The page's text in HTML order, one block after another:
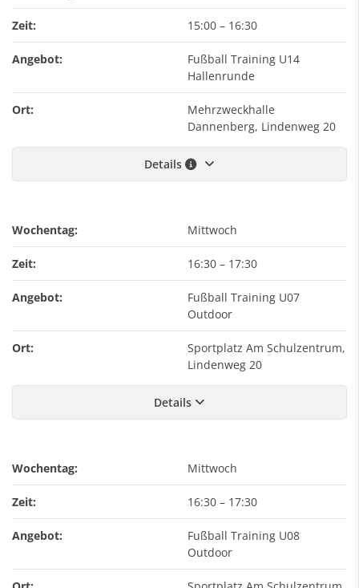
Zeit: 15:00 – 16:30
Angebot:
Fußball Training U14
Hallenrunde
Ort:
Mehrzweckhalle
Dannenberg, Lindenweg 20
Details
Wochentag: Mittwoch
Zeit: 16:30 – 17:30
Angebot:
Fußball Training U07
Outdoor
Ort:
Sportplatz Am Schulzentrum,
Lindenweg 20
Details
Wochentag: Mittwoch
Zeit: 16:30 – 17:30
Angebot:
Fußball Training U08
Outdoor